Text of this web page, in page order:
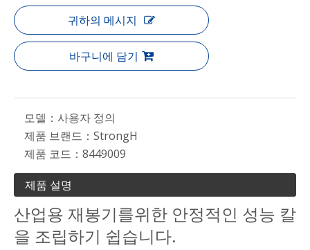
귀하의 메시지
바구니에 담기
모델： 사용자 정의
제품 브랜드： StrongH
제품 코드： 8449009
제품 설명
산업용 재봉기를위한 안정적인 성능 칼
을 조립하기 쉽습니다.